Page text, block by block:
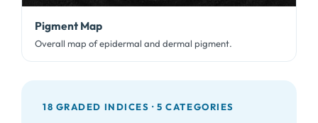
Pigment Map
Overall map of epidermal and dermal pigment.
18 GRADED INDICES · 5CATEGORIES